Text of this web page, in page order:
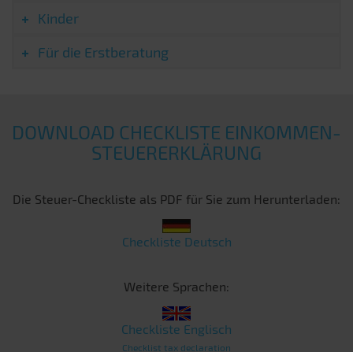
Kinder
Für die Erstberatung
DOWNLOAD CHECKLISTE EINKOMMEN­
STEUER­ERKLÄRUNG
Die Steuer-Checkliste als PDF für Sie zum Herunterladen:
Checkliste Deutsch
Weitere Sprachen:
Checkliste Englisch
Checklist tax declaration